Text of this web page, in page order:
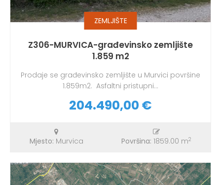
ZEMLJIŠTE
Z306-MURVICA-građevinsko zemljište
1.859 m2
Prodaje se građevinsko zemljište u Murvici površine
1.859m2. Asfaltni pristupni...
204.490,00 €
Mjesto: Murvica Površina: 1859.00 m2